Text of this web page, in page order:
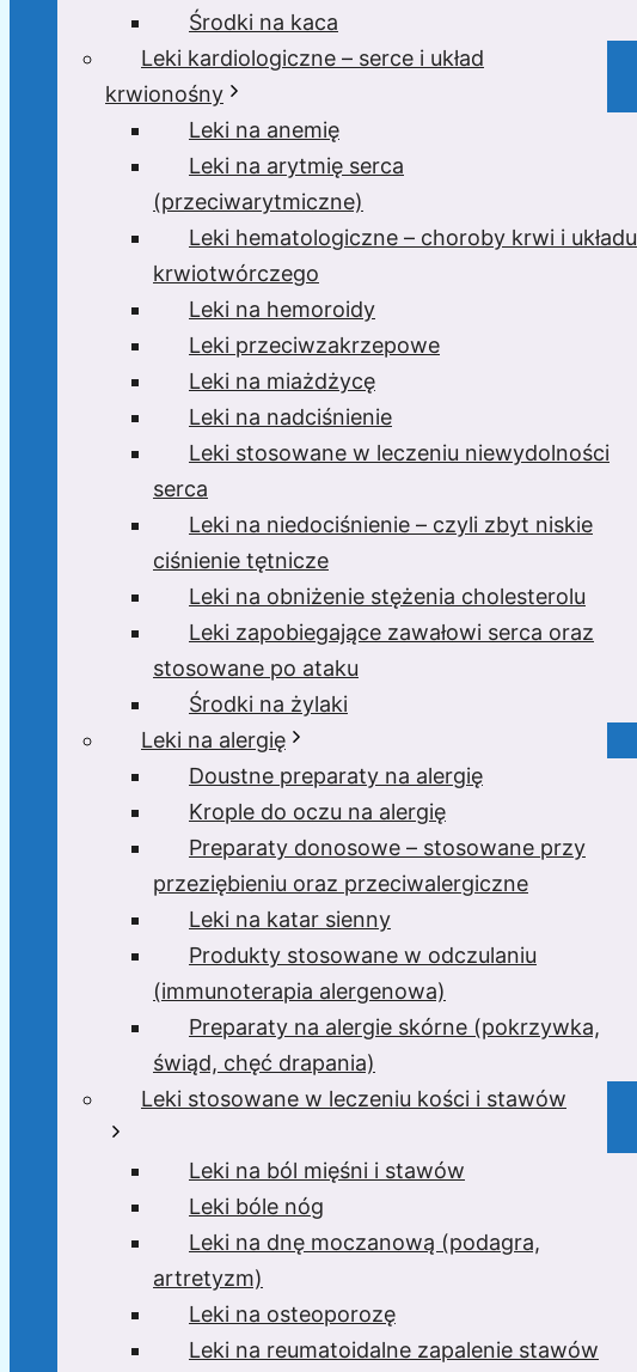
Środki na kaca
Leki kardiologiczne – serce i układ
krwionośny
Leki na anemię
Leki na arytmię serca
(przeciwarytmiczne)
Leki hematologiczne – choroby krwi i układu
krwiotwórczego
Leki na hemoroidy
Leki przeciwzakrzepowe
Leki na miażdżycę
Leki na nadciśnienie
Leki stosowane w leczeniu niewydolności
serca
Leki na niedociśnienie – czyli zbyt niskie
ciśnienie tętnicze
Leki na obniżenie stężenia cholesterolu
Leki zapobiegające zawałowi serca oraz
stosowane po ataku
Środki na żylaki
Leki na alergię
Doustne preparaty na alergię
Krople do oczu na alergię
Preparaty donosowe – stosowane przy
przeziębieniu oraz przeciwalergiczne
Leki na katar sienny
Produkty stosowane w odczulaniu
(immunoterapia alergenowa)
Preparaty na alergie skórne (pokrzywka,
świąd, chęć drapania)
Leki stosowane w leczeniu kości i stawów
Leki na ból mięśni i stawów
Leki bóle nóg
Leki na dnę moczanową (podagra,
artretyzm)
Leki na osteoporozę
Leki na reumatoidalne zapalenie stawów